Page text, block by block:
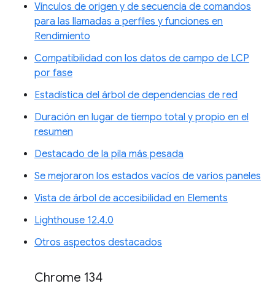
Vínculos de origen y de secuencia de comandos
para las llamadas a perfiles y funciones en
Rendimiento
Compatibilidad con los datos de campo de LCP
por fase
Estadística del árbol de dependencias de red
Duración en lugar de tiempo total y propio en el
resumen
Destacado de la pila más pesada
Se mejoraron los estados vacíos de varios paneles
Vista de árbol de accesibilidad en Elements
Lighthouse 12.4.0
Otros aspectos destacados
Chrome 134